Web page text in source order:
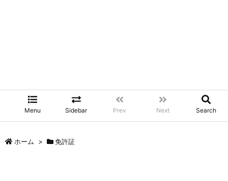
Menu Sidebar Prev Next Search
ホーム > 免許証